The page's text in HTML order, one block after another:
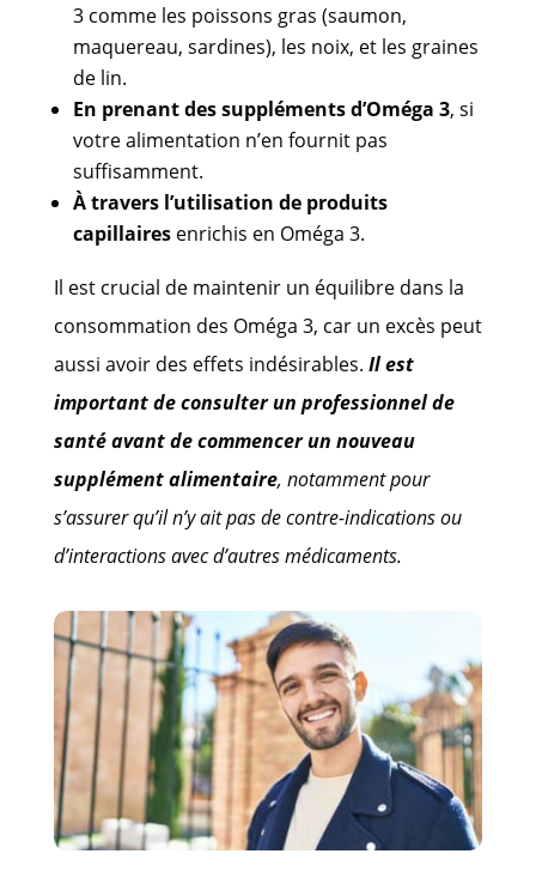
3 comme les poissons gras (saumon,
maquereau, sardines), les noix, et les graines
de lin.
En prenant des suppléments d’Oméga 3, si
votre alimentation n’en fournit pas
suffisamment.
À travers l’utilisation de produits
capillairesenrichis en Oméga 3.
Il est crucial de maintenir un équilibre dans la
consommation des Oméga 3, car un excès peut
aussi avoir des effets indésirables. Il est
important de consulter un professionnel de
santé avant de commencer un nouveau
supplément alimentaire, notamment pour
s’assurer qu’il n’y ait pas de contre-indications ou
d’interactions avec d’autres médicaments.